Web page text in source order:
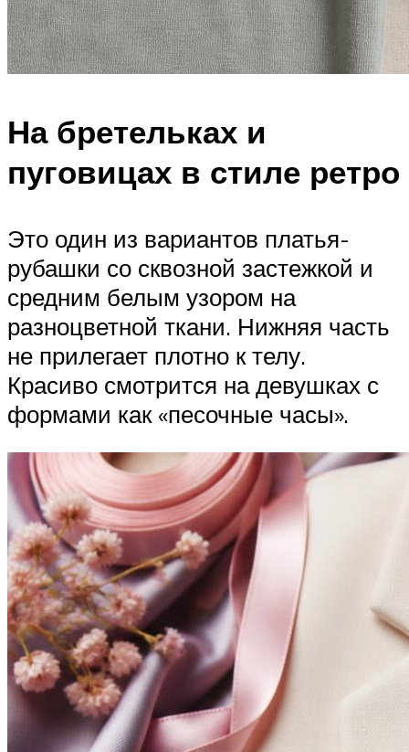
На бретельках и
пуговицах в стиле ретро
Это один из вариантов платья-
рубашки со сквозной застежкой и
средним белым узором на
разноцветной ткани. Нижняя часть
не прилегает плотно к телу.
Красиво смотрится на девушках с
формами как «песочные часы».